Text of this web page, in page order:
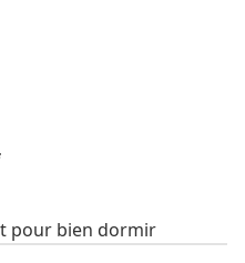
pour bien dormir